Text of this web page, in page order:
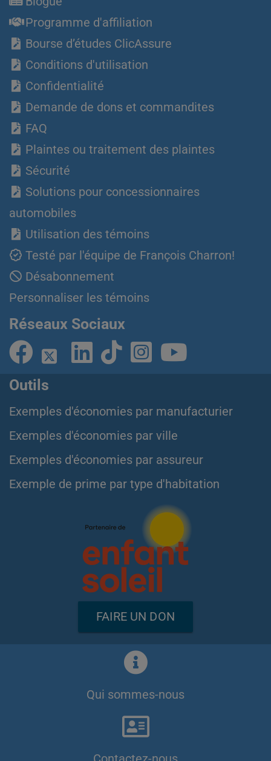
Programme d'affiliation
Bourse d’études ClicAssure
Conditions d'utilisation
Confidentialité
Demande de dons et commandites
FAQ
Plaintes ou traitement des plaintes
Sécurité
Solutions pour concessionnaires
automobiles
Utilisation des témoins
Testé par l'équipe de François Charron!
Désabonnement
Personnaliser les témoins
Réseaux Sociaux
Outils
Exemples d'économies par manufacturier
Exemples d'économies par ville
Exemples d'économies par assureur
Exemple de prime par type d'habitation
FAIRE UN DON
Qui sommes-nous